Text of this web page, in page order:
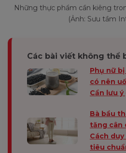
Những thực phẩm cần kiêng
(Ảnh: Sưu tầm
Các bài viết không thể
Phụ nữ
có nên
Cần lưu ý
Bà bầu
tăng cân
Cách
tiêu